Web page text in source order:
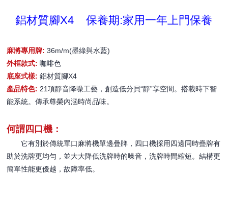
鋁材質腳X4 保養期:家用一年上門保養
麻將專用牌:36m/m(墨綠與水藍)
外框款式:咖啡色
底座式樣:鋁材質腳X4
產品特色: 21項靜音降噪工藝，創造低分貝“靜”享空間。搭載時下智
能系統。傳承尊榮內涵時尚品味。
何謂四口機：
它有別於傳統單口麻將機單邊疊牌，四口機採用四邊同時疊牌有
助於洗牌更均勻，並大大降低洗牌時的噪音，洗牌時間縮短。結構更
簡單性能更優越，故障率低。